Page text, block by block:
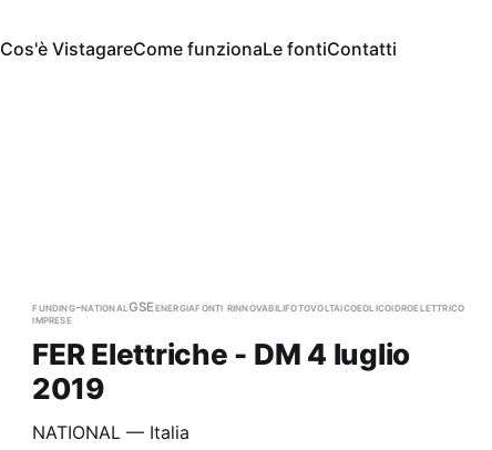
Cos'è VistagareCome funzionaLe fontiContatti
funding-nationalGSEenergiafonti rinnovabilifotovoltaicoeolicoidroelettrico
imprese
FER Elettriche - DM 4 luglio
2019
NATIONAL — Italia